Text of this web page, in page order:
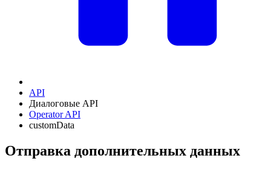
API
Диалоговые API
Operator API
customData
Отправка дополнительных данных